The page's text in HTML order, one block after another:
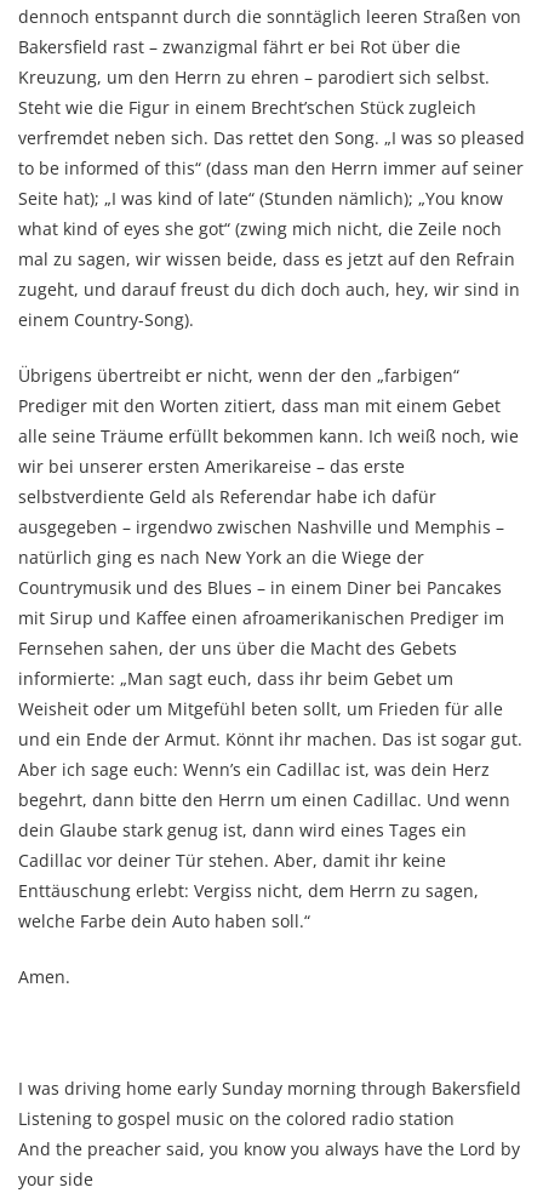
dennoch entspannt durch die sonntäglich leeren Straßen von
Bakersfield rast – zwanzigmal fährt er bei Rot über die
Kreuzung, um den Herrn zu ehren – parodiert sich selbst.
Steht wie die Figur in einem Brecht’schen Stück zugleich
verfremdet neben sich. Das rettet den Song. „I was so pleased
to be informed of this“ (dass man den Herrn immer auf seiner
Seite hat); „I was kind of late“ (Stunden nämlich); „You know
what kind of eyes she got“ (zwing mich nicht, die Zeile noch
mal zu sagen, wir wissen beide, dass es jetzt auf den Refrain
zugeht, und darauf freust du dich doch auch, hey, wir sind in
einem Country-Song).
Übrigens übertreibt er nicht, wenn der den „farbigen“
Prediger mit den Worten zitiert, dass man mit einem Gebet
alle seine Träume erfüllt bekommen kann. Ich weiß noch, wie
wir bei unserer ersten Amerikareise – das erste
selbstverdiente Geld als Referendar habe ich dafür
ausgegeben – irgendwo zwischen Nashville und Memphis –
natürlich ging es nach New York an die Wiege der
Countrymusik und des Blues – in einem Diner bei Pancakes
mit Sirup und Kaffee einen afroamerikanischen Prediger im
Fernsehen sahen, der uns über die Macht des Gebets
informierte: „Man sagt euch, dass ihr beim Gebet um
Weisheit oder um Mitgefühl beten sollt, um Frieden für alle
und ein Ende der Armut. Könnt ihr machen. Das ist sogar gut.
Aber ich sage euch: Wenn’s ein Cadillac ist, was dein Herz
begehrt, dann bitte den Herrn um einen Cadillac. Und wenn
dein Glaube stark genug ist, dann wird eines Tages ein
Cadillac vor deiner Tür stehen. Aber, damit ihr keine
Enttäuschung erlebt: Vergiss nicht, dem Herrn zu sagen,
welche Farbe dein Auto haben soll.“
Amen.
I was driving home early Sunday morning through Bakersfield
Listening to gospel music on the colored radio station
And the preacher said, you know you always have the Lord by
your side